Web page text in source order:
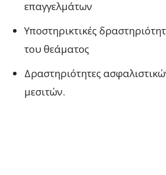
επαγγελμάτων
Υποστηρικτικές
του θεάματος
Δραστηριότητες
μεσιτών.